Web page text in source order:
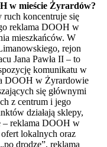
w mieście Żyrardów?
koncentruje się
reklama DOOH w
mieszkańców. W
rejon
Jana Pawła II – to
komunikatu w
DOOH w Żyrardowie
się głównymi
z centrum i jego
działają sklepy,
– reklama DOOH w
lokalnych oraz
drodze”, reklama